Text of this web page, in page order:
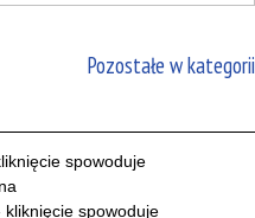
Pozostałe w kategorii